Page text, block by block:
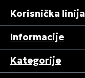
Korisnička linija
Informacije
Kategorije